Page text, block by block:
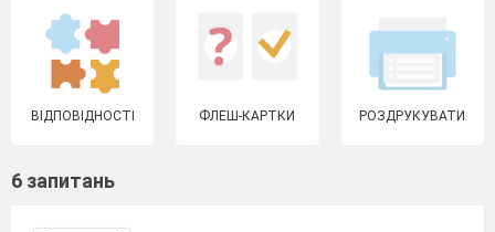
ВІДПОВІДНОСТІ ФЛЕШ-КАРТКИ РОЗДРУКУВАТИ
6 запитань